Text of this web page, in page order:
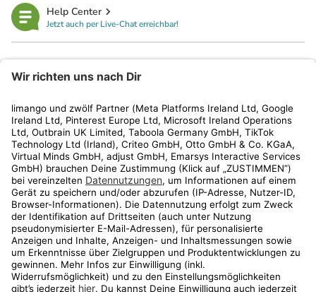
Help Center
Jetzt auch per Live-Chat erreichbar!
Kundenservice
Shop
Aktionen
Travel